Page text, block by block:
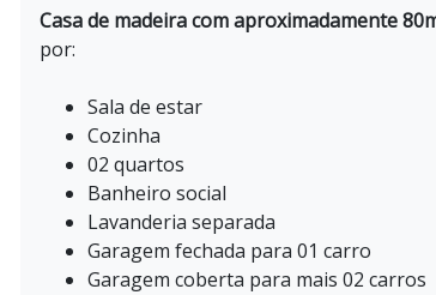
Casa de madeira com aproximadamente
por:
Sala de estar
Cozinha
02 quartos
Banheiro social
Lavanderia separada
Garagem fechada para 01 carro
Garagem coberta para mais 02 carros